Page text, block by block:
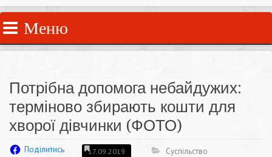
Меню
Потрібна допомога небайдужих:
терміново збирають кошти для
хворої дівчинки (ФОТО)
Поділитись 17.09.2019 Суспільство